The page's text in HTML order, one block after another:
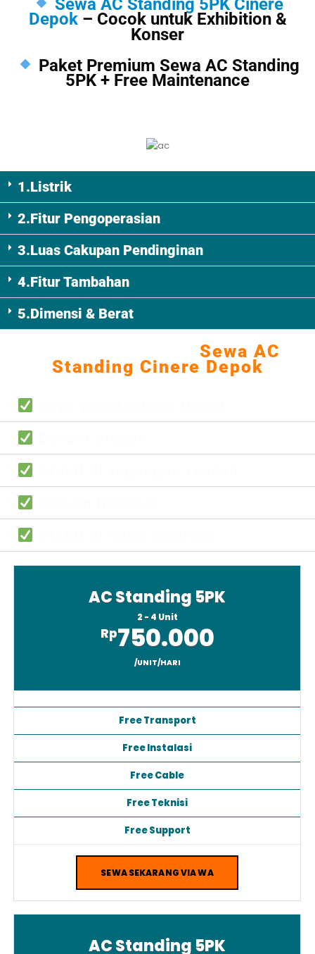
Sewa AC Standing 5PK Cinere
Depok – Cocok untuk Exhibition &
Paket Premium Sewa AC Standing
Detail AC Standing 5PK
1.Listrik
2.Fitur Pengoperasian
3.Luas Cakupan Pendinginan
4.Fitur Tambahan
5.Dimensi & Berat
Fitur Keunggulan Sewa AC
Standing Cinere Depok
Daya pendinginan tinggi
Desain elegan
Stabil di tegangan rendah
Sistem inverter
Stabil di suhu ekstrem
AC Standing 5PK
2 - 4 Unit
750.000
Free Transport
Free Instalasi
Free Cable
Free Teknisi
Free Support
SEWA SEKARANG VIA WA